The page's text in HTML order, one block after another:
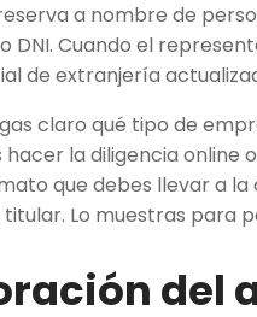
a nombre de
DNI. Cuando el
de extranjería
claro qué tipo de
la diligencia online
que debes llevar a
Lo muestras para
del